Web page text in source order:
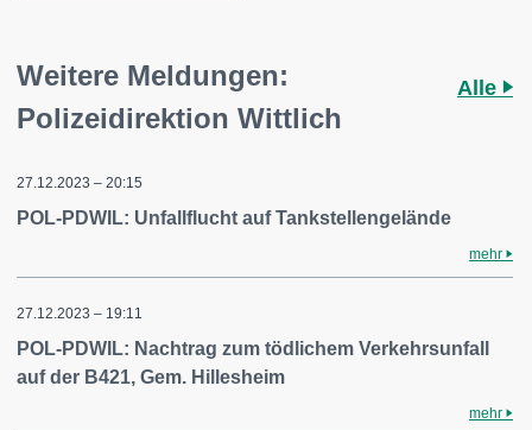
Weitere Meldungen:
Polizeidirektion Wittlich
Alle
27.12.2023 – 20:15
POL-PDWIL: Unfallflucht auf Tankstellengelände
mehr
27.12.2023 – 19:11
POL-PDWIL: Nachtrag zum tödlichem Verkehrsunfall
auf der B421, Gem. Hillesheim
mehr